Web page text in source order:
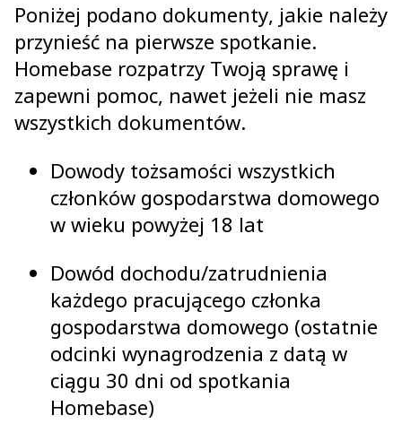
Poniżej podano dokumenty, jakie należy
przynieść na pierwsze spotkanie.
Homebase rozpatrzy Twoją sprawę i
zapewni pomoc, nawet jeżeli nie masz
wszystkich dokumentów.
Dowody tożsamości wszystkich
członków gospodarstwa domowego
w wieku powyżej 18 lat
Dowód dochodu/zatrudnienia
każdego pracującego członka
gospodarstwa domowego (ostatnie
odcinki wynagrodzenia z datą w
ciągu 30 dni od spotkania
Homebase)